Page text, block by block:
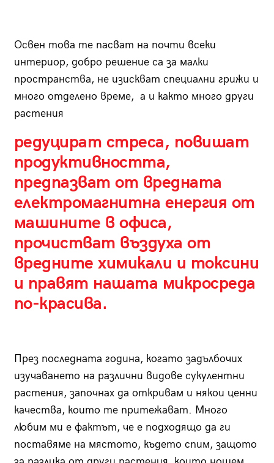
Освен това те пасват на почти всеки
интериор, добро решение са за малки
пространства, не изискват специални грижи и
много отделено време, а и както много други
растения
редуцират стреса, повишат
продуктивността,
предпазват от вредната
електромагнитна енергия от
машините в офиса,
прочистват въздуха от
вредните химикали и токсини
и правят нашата микросреда
по-красива.
През последната година, когато задълбочих
изучаването на различни видове сукулентни
растения, започнах да откривам и някои ценни
качества, които те притежават. Много
любим ми е фактът, че е подходящо да ги
поставяме на мястото, където спим, защото